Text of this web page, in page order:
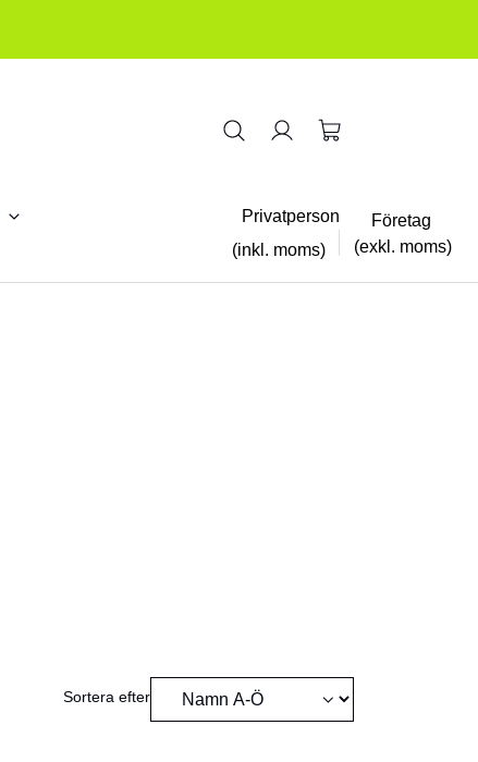
Privatperson
(inkl. moms)
Företag
(exkl. moms)
Sortera efter